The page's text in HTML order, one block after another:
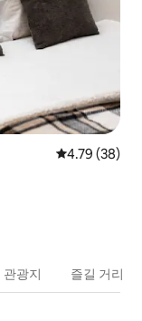
평점 4.79점(5
4.79 (38)
관광지 즐길 거리